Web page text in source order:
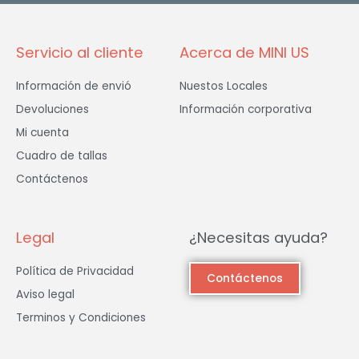
Servicio al cliente
Información de envió
Devoluciones
Mi cuenta
Cuadro de tallas
Contáctenos
Acerca de MINI US
Nuestos Locales
Información corporativa
Legal
Política de Privacidad
Aviso legal
Terminos y Condiciones
¿Necesitas ayuda?
Contáctenos